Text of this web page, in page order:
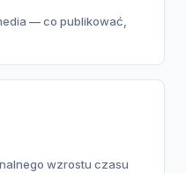
— co publikować,
wzrostu czasu